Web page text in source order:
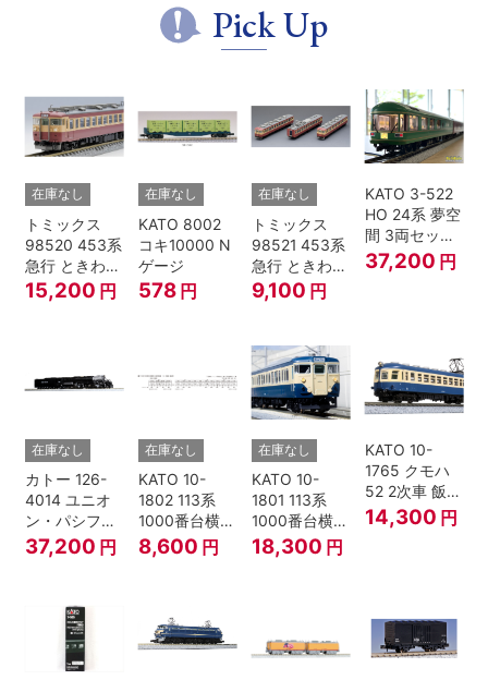
Pick Up
在庫なし
トミックス
98520 453系
急行 ときわ
基本4両セッ
ト Nゲージ
15,200 円
在庫なし
KATO 8002
コキ10000 N
ゲージ
578 円
在庫なし
トミックス
98521 453系
急行 ときわ
増結3両セッ
9,100 円
KATO 3-522
HO 24系 夢空
間 3両セット
HOゲージ
37,200 円
在庫なし
カトー 126-
4014 ユニオ
ン・パシフィ
ック鉄道 ビッ
グボーイ＃
37,200 円
在庫なし
KATO 10-
1802 113系
1000番台横須
賀・総武快速
線 増結4両セ
8,600 円
在庫なし
KATO 10-
1801 113系
1000番台横須
賀・総武快速
線 基本7両セ
18,300 円
KATO 10-
1765 クモハ
52 2次車 飯田
線 4両セット
Nゲージ
14,300 円